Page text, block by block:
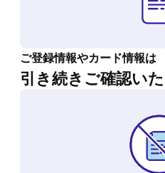
ご登録情報やカード情報は
引き続きご確認い